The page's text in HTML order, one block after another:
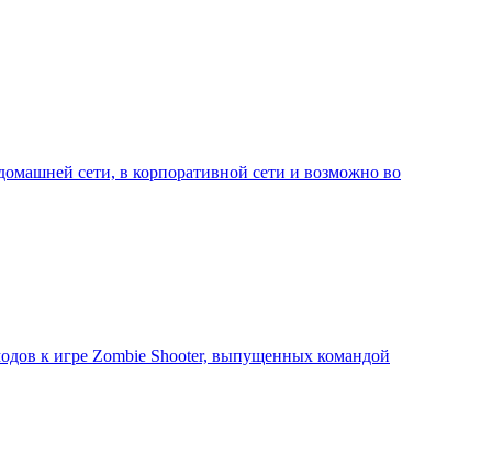
сети, в корпоративной сети и возможно во
к игре Zombie Shooter, выпущенных командой